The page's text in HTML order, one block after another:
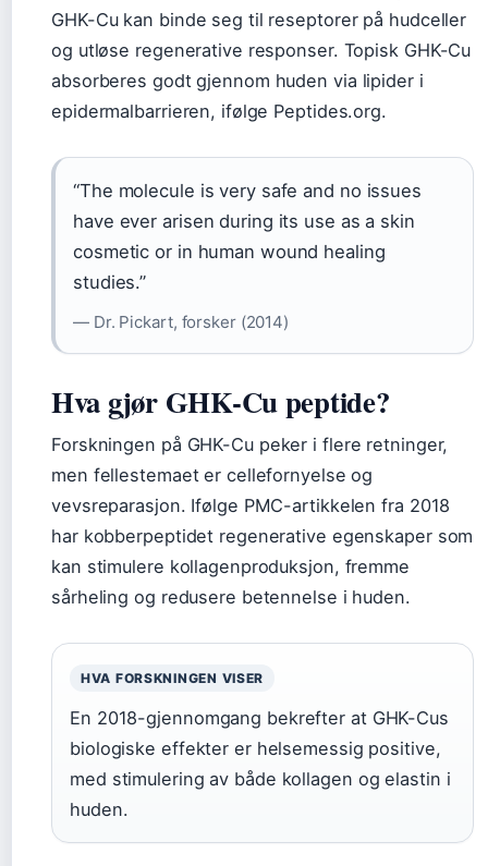
GHK-Cu kan binde seg til reseptorer på hudceller
og utløse regenerative responser. Topisk GHK-Cu
absorberes godt gjennom huden via lipider i
epidermalbarrieren, ifølge Peptides.org.
“The molecule is very safe and no issues
have ever arisen during its use as a skin
cosmetic or in human wound healing
studies.”
— Dr. Pickart, forsker (2014)
Hva gjør GHK-Cu peptide?
Forskningen på GHK-Cu peker i flere retninger,
men fellestemaet er cellefornyelse og
vevsreparasjon. Ifølge PMC-artikkelen fra 2018
har kobberpeptidet regenerative egenskaper som
kan stimulere kollagenproduksjon, fremme
sårheling og redusere betennelse i huden.
HVA FORSKNINGEN VISER
En 2018-gjennomgang bekrefter at GHK-Cus
biologiske effekter er helsemessig positive,
med stimulering av både kollagen og elastin i
huden.